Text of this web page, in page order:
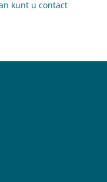
kunt u contact